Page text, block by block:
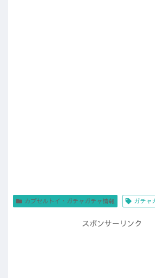
カプセルトイ・ガチャガチャ情報 ガチャ
スポンサーリンク